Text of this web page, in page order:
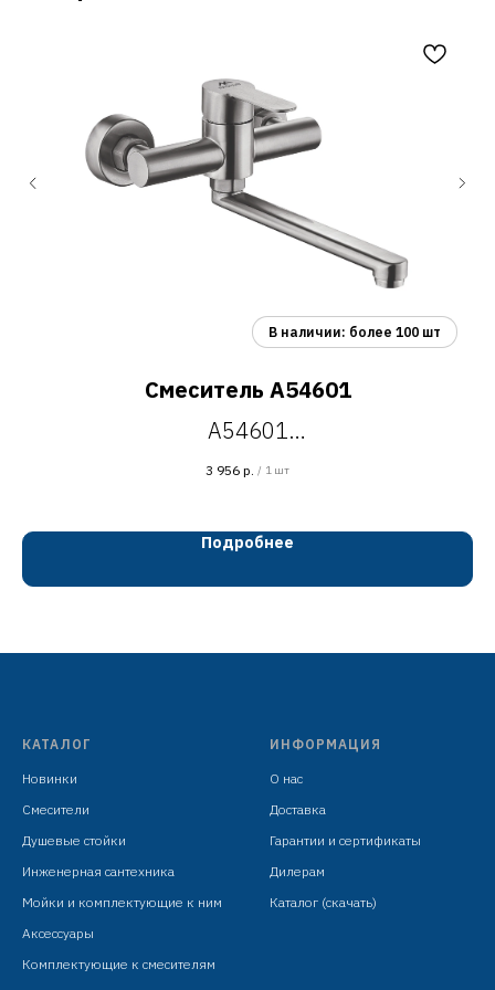
Смеситель A54601
A54601
смеситель настенный для кухонной
сатин
3 956 р. / 1 шт
Подробнее
КАТАЛОГ
Новинки
Смесители
Душевые стойки
Инженерная сантехника
Мойки и комплектующие к ним
Аксессуары
Комплектующие к смесителям
ИНФОРМАЦИЯ
О нас
Доставка
Гарантии и сертификаты
Дилерам
Каталог (скачать)